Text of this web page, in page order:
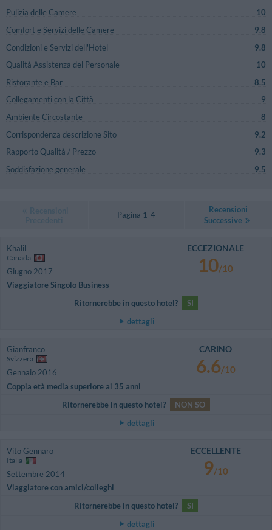
Pulizia delle Camere
10
Comfort e Servizi delle Camere
9.8
Condizioni e Servizi dell'Hotel
9.8
Qualità Assistenza del Personale
10
Ristorante e Bar
8.5
Collegamenti con la Città
9
Ambiente Circostante
8
Corrispondenza descrizione Sito
9.2
Rapporto Qualità / Prezzo
9.3
Soddisfazione generale
9.5
Pagina 1-4
Recensioni
Successive
Khalil
Canada
Giugno 2017
Viaggiatore Singolo Business
ECCEZIONALE
10/10
Ritornerebbe in questo hotel?
SI
dettagli
Gianfranco
Svizzera
Gennaio 2016
Coppia età media superiore ai 35 anni
CARINO
6.6/10
Ritornerebbe in questo hotel?
NON SO
dettagli
Vito Gennaro
Italia
Settembre 2014
Viaggiatore con amici/colleghi
ECCELLENTE
9/10
Ritornerebbe in questo hotel?
SI
dettagli